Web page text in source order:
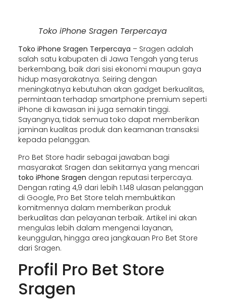
Toko iPhone Sragen Terpercaya
Toko iPhone Sragen Terpercaya – Sragen adalah
salah satu kabupaten di Jawa Tengah yang terus
berkembang, baik dari sisi ekonomi maupun gaya
hidup masyarakatnya. Seiring dengan
meningkatnya kebutuhan akan gadget berkualitas,
permintaan terhadap smartphone premium seperti
iPhone di kawasan ini juga semakin tinggi.
Sayangnya, tidak semua toko dapat memberikan
jaminan kualitas produk dan keamanan transaksi
kepada pelanggan.
Pro Bet Store hadir sebagai jawaban bagi
masyarakat Sragen dan sekitarnya yang mencari
toko iPhone Sragen dengan reputasi terpercaya.
Dengan rating 4,9 dari lebih 1.148 ulasan pelanggan
di Google, Pro Bet Store telah membuktikan
komitmennya dalam memberikan produk
berkualitas dan pelayanan terbaik. Artikel ini akan
mengulas lebih dalam mengenai layanan,
keunggulan, hingga area jangkauan Pro Bet Store
dari Sragen.
Profil Pro Bet Store
Sragen